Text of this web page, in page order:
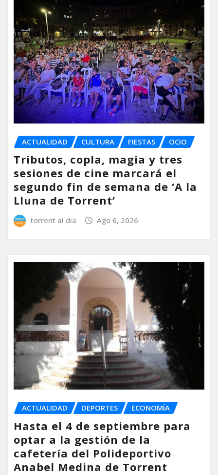
ACTUALIDAD CULTURA FIESTAS OCIO
Tributos, copla, magia y tres
sesiones de cine marcará el
segundo fin de semana de ‘A la
Lluna de Torrent’
torrent al dia Ago 6, 2026
ACTUALIDAD DEPORTES ECONOMÍA
Hasta el 4 de septiembre para
optar a la gestión de la
cafetería del Polideportivo
Anabel Medina de Torrent